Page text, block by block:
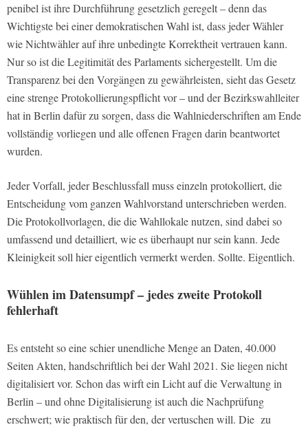
penibel ist ihre Durchführung gesetzlich geregelt – denn das
Wichtigste bei einer demokratischen Wahl ist, dass jeder Wähler
wie Nichtwähler auf ihre unbedingte Korrektheit vertrauen kann.
Nur so ist die Legitimität des Parlaments sichergestellt. Um die
Transparenz bei den Vorgängen zu gewährleisten, sieht das Gesetz
eine strenge Protokollierungspflicht vor – und der Bezirkswahlleiter
hat in Berlin dafür zu sorgen, dass die Wahlniederschriften am Ende
vollständig vorliegen und alle offenen Fragen darin beantwortet
wurden.
Jeder Vorfall, jeder Beschlussfall muss einzeln protokolliert, die
Entscheidung vom ganzen Wahlvorstand unterschrieben werden.
Die Protokollvorlagen, die die Wahllokale nutzen, sind dabei so
umfassend und detailliert, wie es überhaupt nur sein kann. Jede
Kleinigkeit soll hier eigentlich vermerkt werden. Sollte. Eigentlich.
Wühlen im Datensumpf – jedes zweite Protokoll
fehlerhaft
Es entsteht so eine schier unendliche Menge an Daten, 40.000
Seiten Akten, handschriftlich bei der Wahl 2021. Sie liegen nicht
digitalisiert vor. Schon das wirft ein Licht auf die Verwaltung in
Berlin – und ohne Digitalisierung ist auch die Nachprüfung
erschwert; wie praktisch für den, der vertuschen will. Die zu